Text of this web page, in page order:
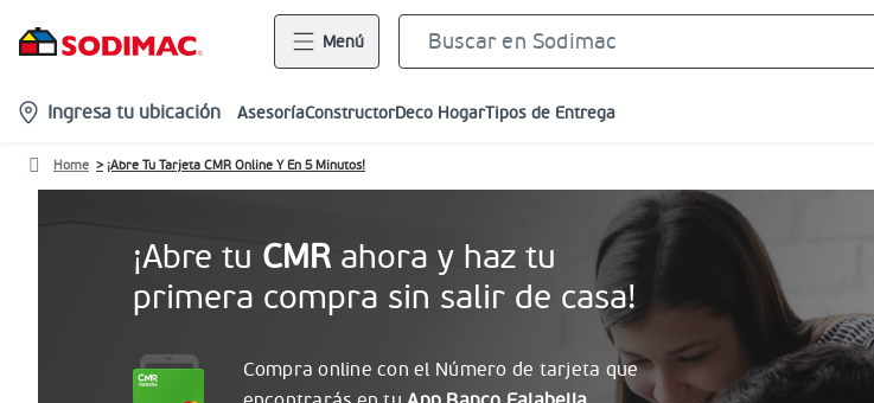
Menú
location-
icon
Ingresa tu ubicación AsesoríaConstructorDeco HogarTipos de Entrega
Home ¡Abre Tu Tarjeta CMR Online Y En 5 Minutos!
¡Abre tu CMR ahora y haz tu
primera compra sin salir de casa!
Compra online con el Número de tarjeta que